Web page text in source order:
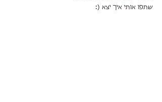
שתפו אותי איך יצא (: